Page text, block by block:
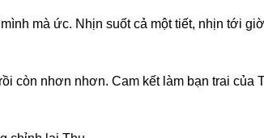
mà ức. Nhịn suốt cả một tiết, nhịn tới
còn nhơn nhơn. Cam kết làm bạn trai của